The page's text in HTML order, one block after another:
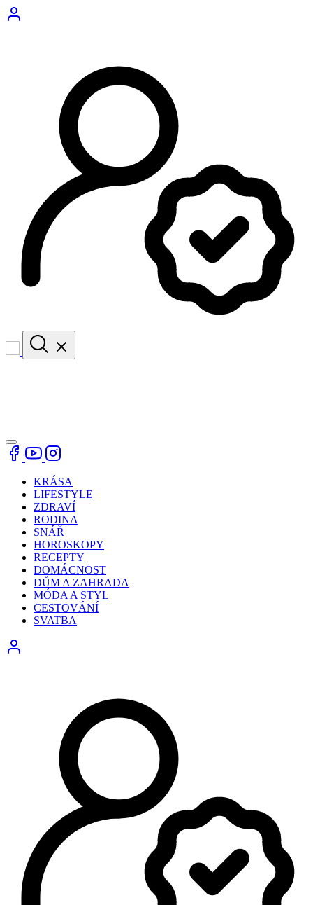
KRÁSA
LIFESTYLE
ZDRAVÍ
RODINA
SNÁŘ
HOROSKOPY
RECEPTY
DOMÁCNOST
DŮM A ZAHRADA
MÓDA A STYL
CESTOVÁNÍ
SVATBA